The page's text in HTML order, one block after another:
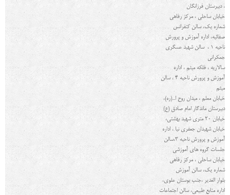
، دبیرستان فرزانگان
خيابان ساحلي ، مركز رفاهي
شماره يك، سالن کنفرانس
صفائیه، اداره آموزش و پرورش
ناحیه 1 ، سالن شهید عسگری
جمکرانی
سالاريه ، فلكه ميثم ، اداره
آموزش و پرورش ناحیه 4 ، سالن
میثم
خيابان معلم ، میدان روح ا...(ره)،
دبيرستان ماندگار امام صادق (ع)
خیابان 20 متری شهید بهشتی،
خیابان شهیدان جعفری نیا ، اداره
آموزش و پرورش ناحیه 3،سالن
جلسات گروه های آموزشی
خيابان ساحلي ، مركز رفاهي
شماره يك، سالن آموزش
بلوار الغدیر ،جنب بوستان علوی،
اداره منابع طبیعی، سالن اجتماعات